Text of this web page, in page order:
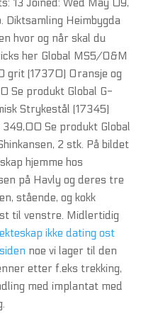
13 Joined: Wed May 09,
Diktsamling Heimbygda
hvor og når skal du
her Global MS5/O&M
grit (17370) Oransje og
Se produkt Global G-
Strykestål (17345)
Se produkt Global
2 stk. På bildet
hjemme hos
på Havly og deres tre
stående, og kokk
til venstre. Midlertidig
ikke dating ost
noe vi lager til den
etter f.eks trekking,
med implantat med